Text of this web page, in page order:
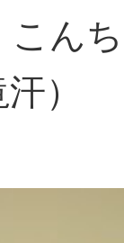
こん
）